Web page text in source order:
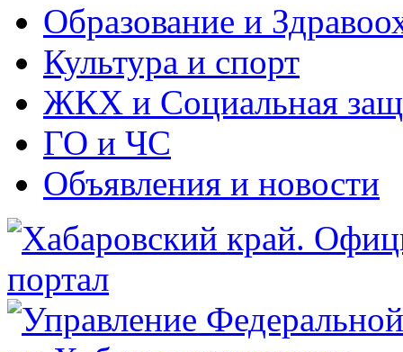
Образование и
Культура и спорт
ЖКХ и Социальная
ГО и ЧС
Объявления и новости